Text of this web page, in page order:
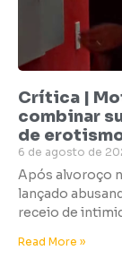
Crítica |
combinar
de
6 de agosto de
Após alvoroço
lançado
receio de
Read More »